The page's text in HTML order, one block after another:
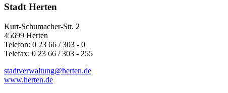
Stadt Herten
Kurt-Schumacher-Str. 2
45699 Herten
Telefon: 0 23 66 / 303 - 0
Telefax: 0 23 66 / 303 - 255
stadtverwaltung@herten.de
www.herten.de